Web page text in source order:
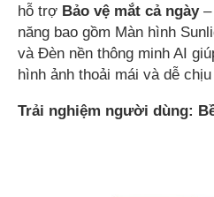
hỗ trợ Bảo vệ mắt cả ngày
năng bao gồm Màn hình
và Đèn nền thông minh AI
hình ảnh thoải mái và dễ
Trải nghiệm người dùng: